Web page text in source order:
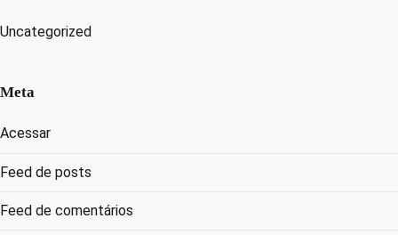
Uncategorized
Meta
Acessar
Feed de posts
Feed de comentários